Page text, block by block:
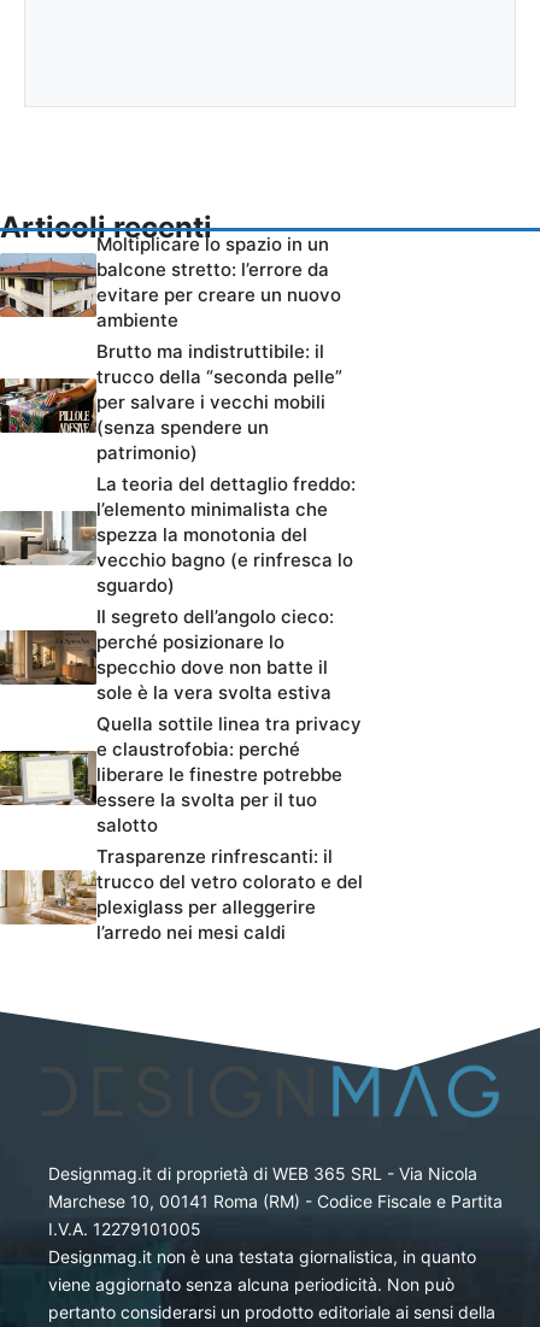
Articoli recenti
Moltiplicare lo spazio in un
balcone stretto: l’errore da
evitare per creare un nuovo
ambiente
Brutto ma indistruttibile: il
trucco della “seconda pelle”
per salvare i vecchi mobili
(senza spendere un
patrimonio)
La teoria del dettaglio freddo:
l’elemento minimalista che
spezza la monotonia del
vecchio bagno (e rinfresca lo
sguardo)
Il segreto dell’angolo cieco:
perché posizionare lo
specchio dove non batte il
sole è la vera svolta estiva
Quella sottile linea tra privacy
e claustrofobia: perché
liberare le finestre potrebbe
essere la svolta per il tuo
salotto
Trasparenze rinfrescanti: il
trucco del vetro colorato e del
plexiglass per alleggerire
l’arredo nei mesi caldi
Designmag.it di proprietà di WEB 365 SRL - Via Nicola
Marchese 10, 00141 Roma (RM) - Codice Fiscale e Partita
I.V.A. 12279101005
Designmag.it non è una testata giornalistica, in quanto
viene aggiornato senza alcuna periodicità. Non può
pertanto considerarsi un prodotto editoriale ai sensi della